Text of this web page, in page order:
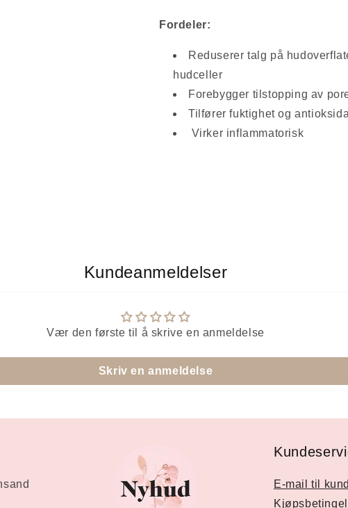
Fordeler:
Reduserer talg på
hudceller
Forebygger tilstopping av
Tilfører fuktighet og
Virker inflammatorisk
Kundeanmeldelser
Vær den første til å skrive en anmeldelse
Skriv en anmeldelse
E-mail til